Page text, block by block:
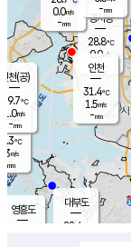
의도
℃
m/s
mm
영흥도
대부도
28.4
경서동
28.8℃
0.0m/s
-mm
0.0m/s
-mm
-mm
인천(공)
29.7℃
1.0m/s
-mm
인천
31.4℃
1.5m/s
-mm